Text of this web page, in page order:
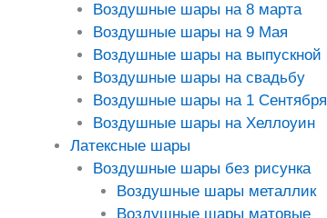
Воздушные шары на 8 марта
Воздушные шары на 9 Мая
Воздушные шары на выпускной
Воздушные шары на свадьбу
Воздушные шары на 1 Сентября
Воздушные шары на Хеллоуин
Латексные шары
Воздушные шары без рисунка
Воздушные шары металлик
Воздушные шары матовые